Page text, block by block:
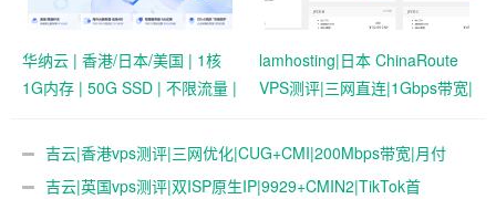
华纳云 | 香港/日本/美国 | 1核
1G内存 | 50G SSD | 不限流量 |
lamhosting|日本 ChinaRoute
VPS测评|三网直连|1Gbps带宽|
&ChatGPT
吉云|香港vps测评|三网优化|CUG+CMI|200Mbps带宽|月付
￥42吉云|英国vps测评|双ISP原生IP|9929+CMIN2|TikTok首